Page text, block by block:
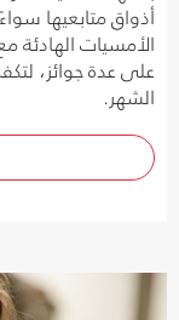
أذواق متابعيها
الأمسيات الهادئة
على عدة جوائز،
الشهر.